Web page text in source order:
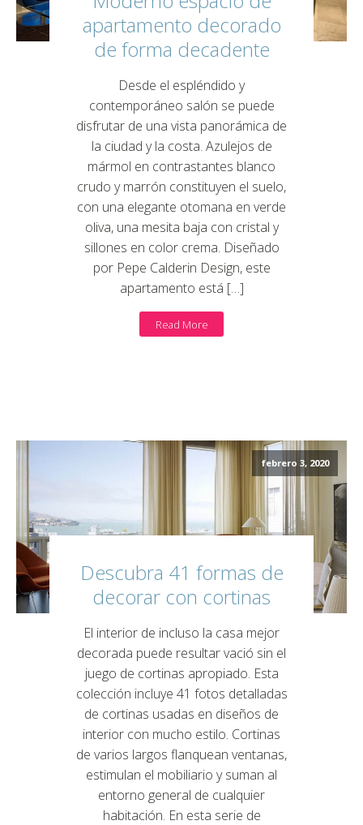
apartamento decorado
de forma decadente
Desde el espléndido y
contemporáneo salón se puede
disfrutar de una vista panorámica de
la ciudad y la costa. Azulejos de
mármol en contrastantes blanco
crudo y marrón constituyen el suelo,
con una elegante otomana en verde
oliva, una mesita baja con cristal y
sillones en color crema. Diseñado
por Pepe Calderin Design, este
apartamento está […]
Read More
febrero 3, 2020
Descubra 41 formas de
decorar con cortinas
El interior de incluso la casa mejor
decorada puede resultar vació sin el
juego de cortinas apropiado. Esta
colección incluye 41 fotos detalladas
de cortinas usadas en diseños de
interior con mucho estilo. Cortinas
de varios largos flanquean ventanas,
estimulan el mobiliario y suman al
entorno general de cualquier
habitación. En esta serie de